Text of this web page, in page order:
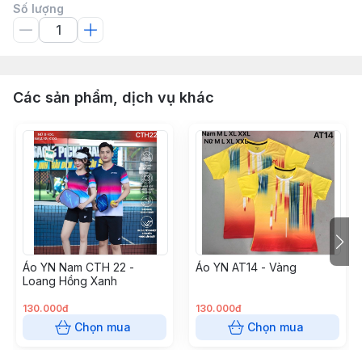
Số lượng
Các sản phẩm, dịch vụ khác
Áo YN Nam CTH 22 -
Loang Hồng Xanh
130.000đ
Chọn mua
Áo YN AT14 - Vàng
130.000đ
Chọn mua